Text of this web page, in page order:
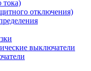
тока)
отключения)
выключатели